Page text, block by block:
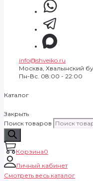
info@shveiko.ru
Москва, Хвалынский
Пн-Вс. 08:00 - 22:00
Каталог
Закрыть
Поиск товаров
Корзина0
Личный кабинет
Смотреть весь каталог